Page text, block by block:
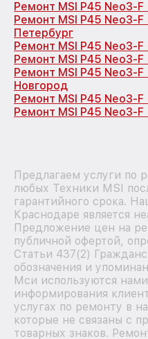
Ремонт MSI P45 Neo3-F
Ремонт MSI P45 Neo3-F
Петербург
Ремонт MSI P45 Neo3-
Ремонт MSI P45 Neo3-
Ремонт MSI P45 Neo3-
Новгород
Ремонт MSI P45 Neo3-
Ремонт MSI P45 Neo3-F
Предлагаем услуги по
любых Техники MSI
гарантийного срока.
Краснодаре является
Предложение цен на
публичной офертой,
Статьи 437(2)
обозначения и
Мси используются
информирования
услугах по ремонту в
которые не связаны с
товарных знаков.